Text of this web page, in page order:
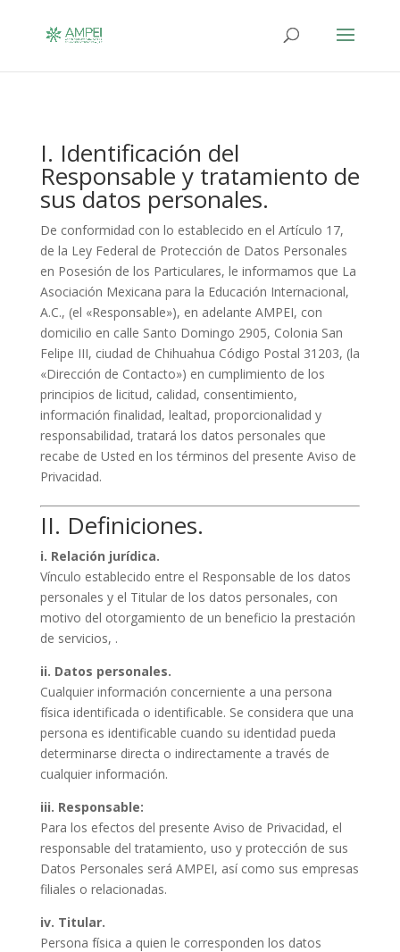
I. Identificación del
Responsable y tratamiento de
sus datos personales.
De conformidad con lo establecido en el Artículo 17,
de la Ley Federal de Protección de Datos Personales
en Posesión de los Particulares, le informamos que La
Asociación Mexicana para la Educación Internacional,
A.C., (el «Responsable»), en adelante AMPEI, con
domicilio en calle Santo Domingo 2905, Colonia San
Felipe III, ciudad de Chihuahua Código Postal 31203, (la
«Dirección de Contacto») en cumplimiento de los
principios de licitud, calidad, consentimiento,
información finalidad, lealtad, proporcionalidad y
responsabilidad, tratará los datos personales que
recabe de Usted en los términos del presente Aviso de
Privacidad.
II. Definiciones.
i. Relación jurídica.
Vínculo establecido entre el Responsable de los datos
personales y el Titular de los datos personales, con
motivo del otorgamiento de un beneficio la prestación
de servicios, .
ii. Datos personales.
Cualquier información concerniente a una persona
física identificada o identificable. Se considera que una
persona es identificable cuando su identidad pueda
determinarse directa o indirectamente a través de
cualquier información.
iii. Responsable:
Para los efectos del presente Aviso de Privacidad, el
responsable del tratamiento, uso y protección de sus
Datos Personales será AMPEI, así como sus empresas
filiales o relacionadas.
iv. Titular.
Persona física a quien le corresponden los datos